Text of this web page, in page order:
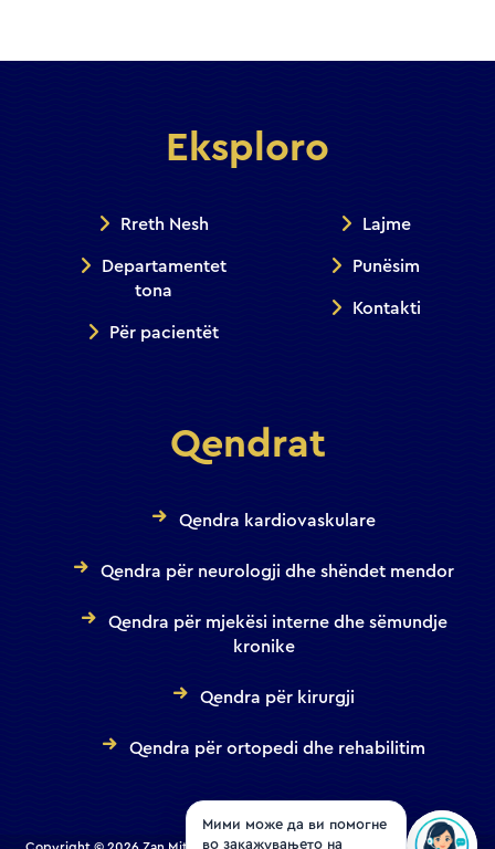
Eksploro
Rreth Nesh
Departamentet
tona
Për pacientët
Lajme
Punësim
Kontakti
Qendrat
Qendra kardiovaskulare
Qendra për neurologji dhe shëndet mendor
Qendra për mjekësi interne dhe sëmundje
kronike
Qendra për kirurgji
Qendra për ortopedi dhe rehabilitim
Мими може да ви помогне
во закажувањето на